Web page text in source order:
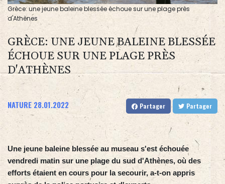
Grèce: une jeune baleine blessée échoue sur une plage près
d'Athènes
GRÈCE: UNE JEUNE BALEINE BLESSÉE
ÉCHOUE SUR UNE PLAGE PRÈS
D'ATHÈNES
NATURE 28.01.2022 Partager Partager
Une jeune baleine blessée au museau s'est échouée
vendredi matin sur une plage du sud d'Athènes, où des
efforts étaient en cours pour la secourir, a-t-on appris